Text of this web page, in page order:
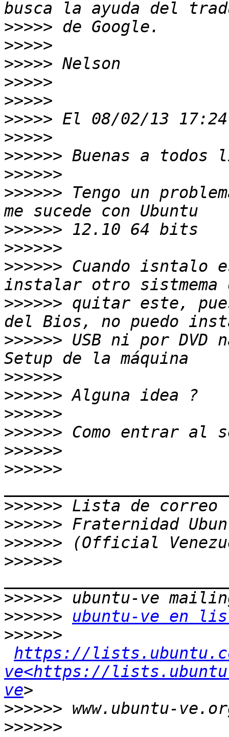
>>>>>
>>>>>
>>>>>
>>>>>
>>>>>
>>>>> El 08/02/13
>>>>>
>>>>>>
>>>>>>
>>>>>> Tengo un
>>>>>>
>>>>>>
>>>>>> Cuando isntalo
>>>>>> quitar este,
>>>>>> USB ni por DVD
>>>>>>
>>>>>>
>>>>>>
>>>>>>
>>>>>>
>>>>>>
>>>>>>
>>>>>>
>>>>>>
>>>>>>
>>>>>>
>>>>>>
ubuntu-ve en
>>>>>>
https://
ve<https://
ve
>>>>>>
>>>>>>